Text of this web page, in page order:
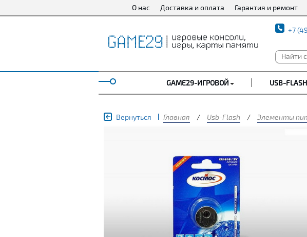
О нас Доставка и оплата Гарантия и ремонт
+7
GAME29-ИГРОВОЙ USB-FLASH
Вернуться Главная / Usb-Flash / Элементы